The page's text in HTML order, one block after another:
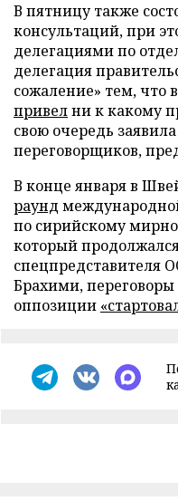
В пятницу также
консультаций, при
делегациями по
делегация
сожаление» тем, что
привелни к какому
свою очередь
переговорщиков,
В конце января в
раунд
по сирийскому
который
спецпредставителя
Брахими, переговоры
оппозиции